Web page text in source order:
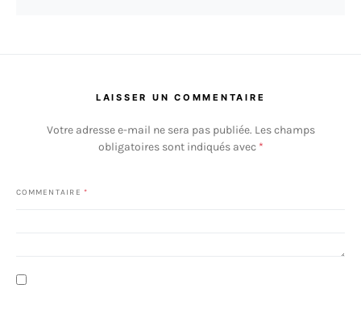
LAISSER UN COMMENTAIRE
Votre adresse e-mail ne sera pas publiée. Les champs
obligatoires sont indiqués avec *
COMMENTAIRE *